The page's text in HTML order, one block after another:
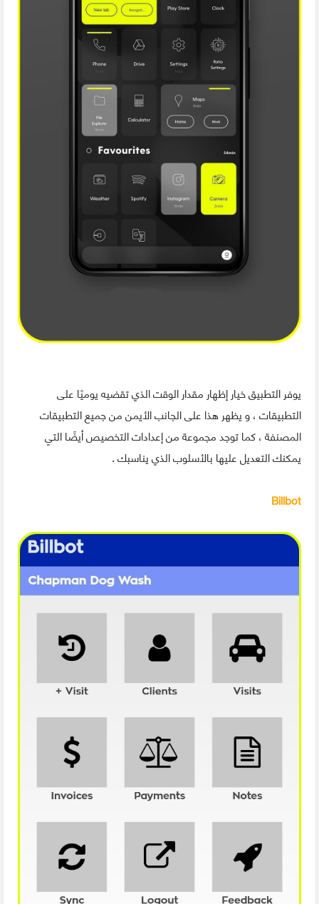
يوفر التطبيق خيار إظهار مقدار الوقت الذي تقضيه يوميًا على
التطبيقات ، و يظهر هذا على الجانب الأيمن من جميع التطبيقات
المصنفة ، كما توجد مجموعة من إعدادات التخصيص أيضًا التي
يمكنك التعديل عليها بالأسلوب الذي يناسبك .
Billbot